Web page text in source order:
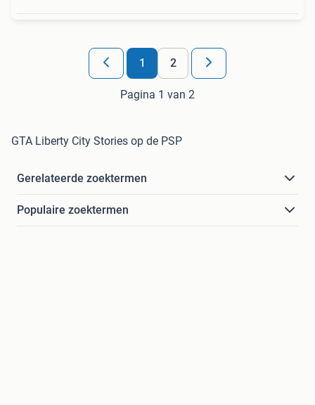
1 2
Pagina 1 van 2
GTA Liberty City Stories op de PSP
Gerelateerde zoektermen
Populaire zoektermen